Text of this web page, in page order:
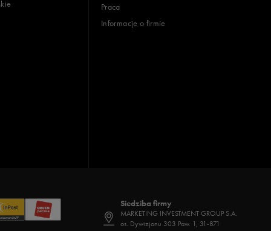
Praca
Informacje o firmie
Siedziba firmy
MARKETING INVESTMENT GROUP S.A.
os. Dywizjonu 303 Paw. 1, 31-871